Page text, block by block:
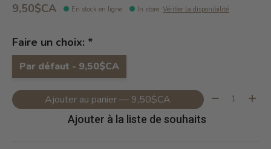
9,50$CA En stock en ligne In store:Vérifier la disponibilité
Faire un choix: *
Par défaut - 9,50$CA
Ajouter au panier — 9,50$CA Quantité:
Ajouter à la liste de souhaits